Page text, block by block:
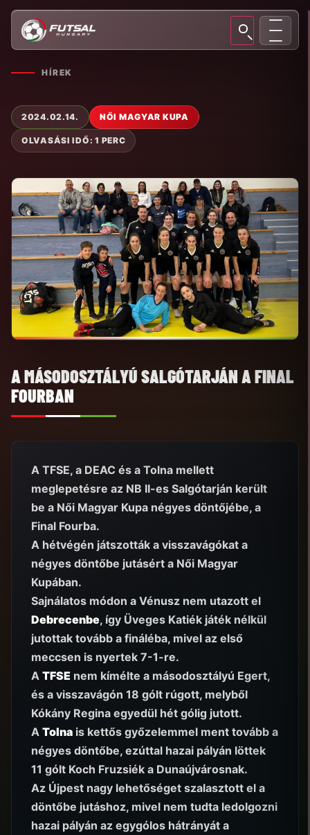
HÍREK
2024.02.14. NŐI MAGYAR KUPA
OLVASÁSI IDŐ: 1 PERC
A MÁSODOSZTÁLYÚ SALGÓTARJÁN A FINAL
FOURBAN
A TFSE, a DEAC és a Tolna mellett
meglepetésre az NB II-es Salgótarján került
be a Női Magyar Kupa négyes döntőjébe, a
Final Fourba.
A hétvégén játszották a visszavágókat a
négyes döntőbe jutásért a Női Magyar
Kupában.
Sajnálatos módon a Vénusz nem utazott el
Debrecenbe, így Üveges Katiék játék nélkül
jutottak tovább a fináléba, mivel az első
meccsen is nyertek 7-1-re.
A TFSE nem kímélte a másodosztályú Egert,
és a visszavágón 18 gólt rúgott, melyből
Kókány Regina egyedül hét gólig jutott.
A Tolna is kettős győzelemmel ment tovább a
négyes döntőbe, ezúttal hazai pályán löttek
11 gólt Koch Fruzsiék a Dunaújvárosnak.
Az Újpest nagy lehetőséget szalasztott el a
döntőbe jutáshoz, mivel nem tudta ledolgozni
hazai pályán az egygólos hátrányát a